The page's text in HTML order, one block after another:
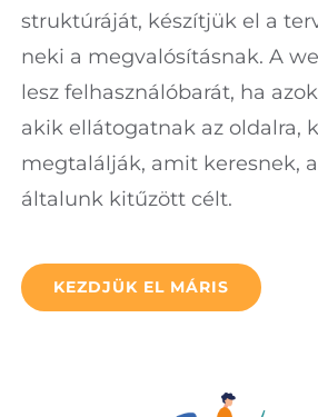
struktúráját, készítjük el a
neki a megvalósításnak. A
lesz felhasználóbarát, ha
akik ellátogatnak az oldalra,
megtalálják, amit keresnek,
általunk kitűzött célt.
KEZDJÜK EL MÁRIS